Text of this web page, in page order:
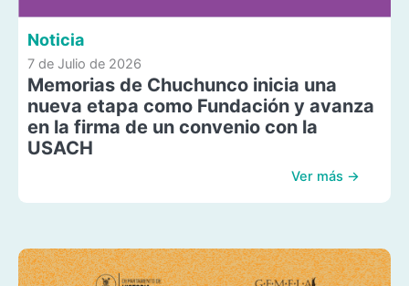
Noticia
7 de Julio de 2026
Memorias de Chuchunco inicia una
nueva etapa como Fundación y avanza
en la firma de un convenio con la
USACH
Ver más →